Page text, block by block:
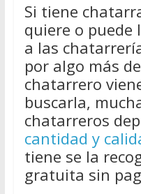
Si tiene
quiere o puede
a las
por algo más
chatarrero
buscarla,
chatarreros
cantidad y
tiene se la
gratuita sin